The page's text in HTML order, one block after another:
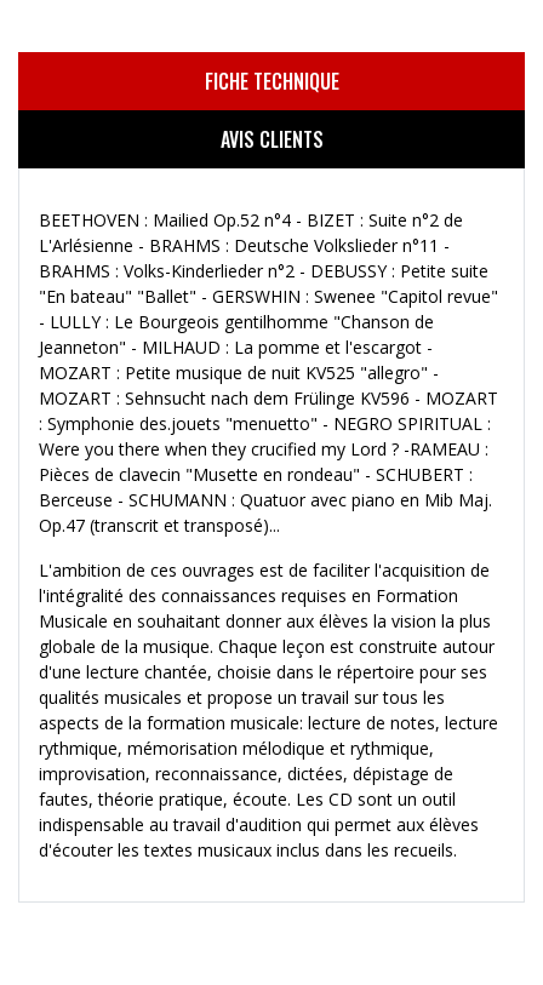
FICHE TECHNIQUE
AVIS CLIENTS
BEETHOVEN : Mailied Op.52 n°4 - BIZET : Suite n°2 de
L'Arlésienne - BRAHMS : Deutsche Volkslieder n°11 -
BRAHMS : Volks-Kinderlieder n°2 - DEBUSSY : Petite suite
"En bateau" "Ballet" - GERSWHIN : Swenee "Capitol revue"
- LULLY : Le Bourgeois gentilhomme "Chanson de
Jeanneton" - MILHAUD : La pomme et l'escargot -
MOZART : Petite musique de nuit KV525 "allegro" -
MOZART : Sehnsucht nach dem Frülinge KV596 - MOZART
: Symphonie des.jouets "menuetto" - NEGRO SPIRITUAL :
Were you there when they crucified my Lord ? -RAMEAU :
Pièces de clavecin "Musette en rondeau" - SCHUBERT :
Berceuse - SCHUMANN : Quatuor avec piano en Mib Maj.
Op.47 (transcrit et transposé)...
L'ambition de ces ouvrages est de faciliter l'acquisition de
l'intégralité des connaissances requises en Formation
Musicale en souhaitant donner aux élèves la vision la plus
globale de la musique. Chaque leçon est construite autour
d'une lecture chantée, choisie dans le répertoire pour ses
qualités musicales et propose un travail sur tous les
aspects de la formation musicale: lecture de notes, lecture
rythmique, mémorisation mélodique et rythmique,
improvisation, reconnaissance, dictées, dépistage de
fautes, théorie pratique, écoute. Les CD sont un outil
indispensable au travail d'audition qui permet aux élèves
d'écouter les textes musicaux inclus dans les recueils.